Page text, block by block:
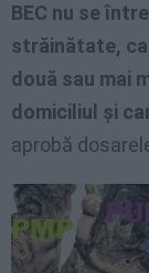
BEC nu se
străinătate,
două sau mai
domiciliul și
aprobă